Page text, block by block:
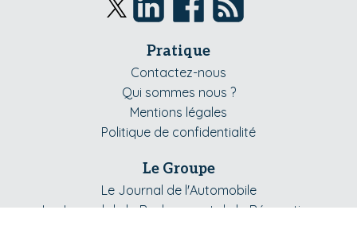
Pratique
Contactez-nous
Qui sommes nous ?
Mentions légales
Politique de confidentialité
Le Groupe
Le Journal de l'Automobile
Le Journal de la Rechange et de la Réparation